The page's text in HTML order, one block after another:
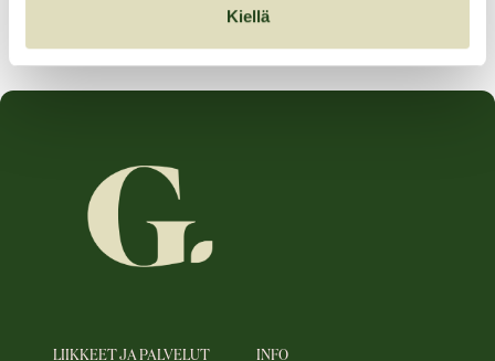
Kiellä
LIIKKEET JA PALVELUT INFO